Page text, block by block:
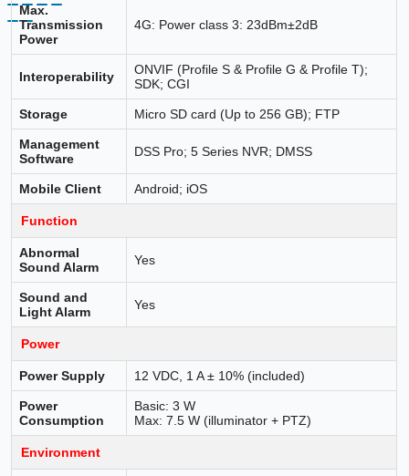
Max.
Transmission
Power
4G: Power class 3: 23dBm±2dB
Interoperability
ONVIF (Profile S & Profile G & Profile T);
SDK; CGI
Storage Micro SD card (Up to 256 GB); FTP
Management
Software
DSS Pro; 5 Series NVR; DMSS
Mobile Client Android; iOS
Function
Abnormal
Sound Alarm
Yes
Sound and
Light Alarm
Yes
Power
Power Supply 12 VDC, 1 A ± 10% (included)
Power
Consumption
Basic: 3 W
Max: 7.5 W (illuminator + PTZ)
Environment